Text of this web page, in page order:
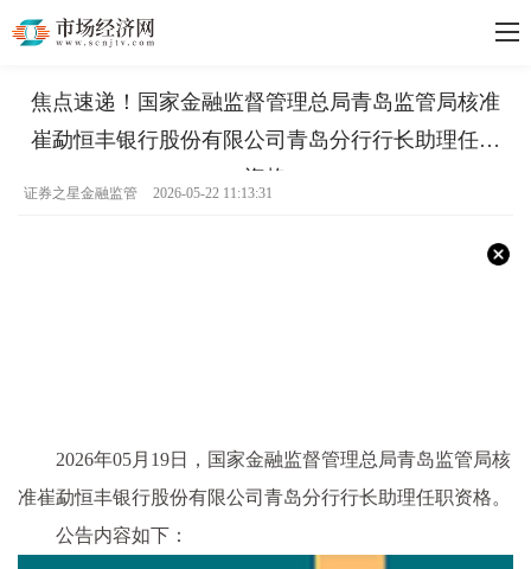
焦点速递！国家金融监督管理总局青岛监管局核准
崔勐恒丰银行股份有限公司青岛分行行长助理任职
资格
证券之星金融监管 2026-05-22 11:13:31
2026年05月19日，国家金融监督管理总局青岛监管局核
准崔勐恒丰银行股份有限公司青岛分行行长助理任职资格。
公告内容如下：